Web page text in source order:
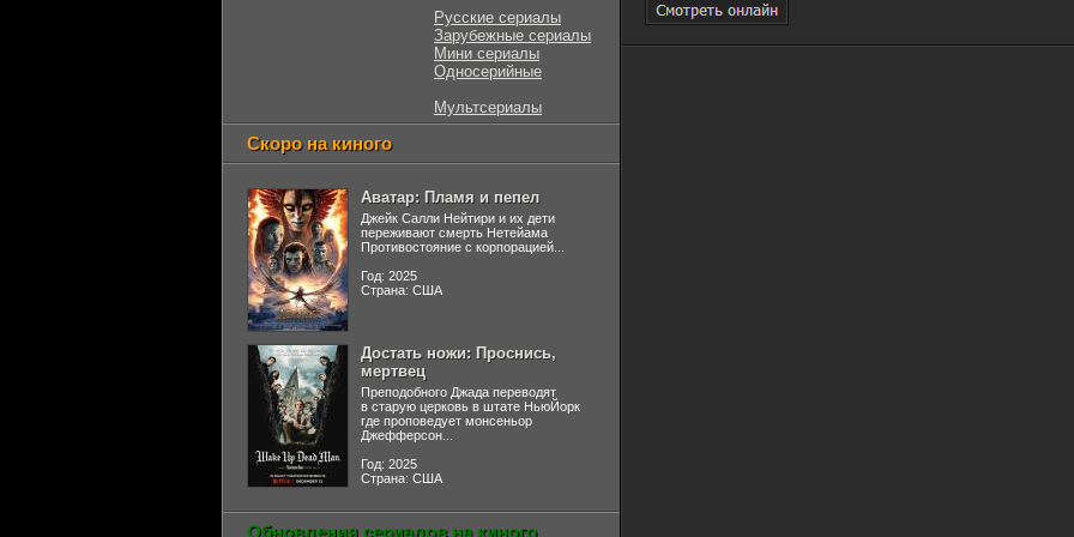
Русские сериалы
Зарубежные сериалы
Мини сериалы
Односерийные
Мультсериалы
Скоро на киного
Аватар: Пламя и пепел
Джейк Салли Нейтири и их дети
переживают смерть Нетейама
Противостояние с корпорацией...
Год: 2025
Страна: США
Достать ножи: Проснись,
мертвец
Преподобного Джада переводят
в старую церковь в штате НьюЙорк
где проповедует монсеньор
Джефферсон...
Год: 2025
Страна: США
Обновления сериалов на киного